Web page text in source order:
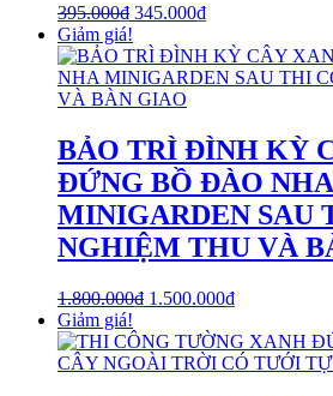
395.000₫ 345.000₫
Giảm giá!
BẢO TRÌ ĐÌNH KỲ
ĐỨNG BỒ ĐÀO NHA
MINIGARDEN SAU
NGHIỆM THU VÀ
1.800.000₫ 1.500.000₫
Giảm giá!